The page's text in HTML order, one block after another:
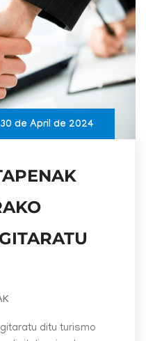
30 de April de 2024
ditu turismo